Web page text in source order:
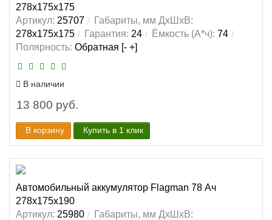
278x175x175
Артикул: 25707
Габариты, мм ДхШхВ:
278x175x175
Гарантия: 24 Ёмкость (А*ч): 74
Полярность: Обратная [- +]
В наличии
13 800 руб.
В корзину Купить в 1 клик
Автомобильный аккумулятор Flagman 78 Ач
278x175x190
Артикул: 25980
Габариты, мм ДхШхВ: